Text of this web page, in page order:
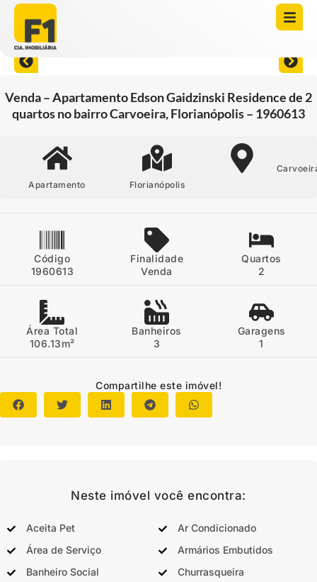
Venda – Apartamento Edson Gaidzinski Residence de 2
quartos no bairro Carvoeira, Florianópolis – 1960613
Apartamento Florianópolis
Código
1960613
Finalidade
Venda
Quartos
2
Área Total
106.13m²
Banheiros
3
Garagens
1
Compartilhe este imóvel!
Neste imóvel você encontra:
Aceita Pet
Ar Condicionado
Área de Serviço
Armários Embutidos
Banheiro Social
Churrasqueira